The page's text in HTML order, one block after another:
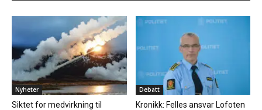
Nyheter
Siktet for medvirkning til
Debatt
Kronikk: Felles ansvar Lofoten